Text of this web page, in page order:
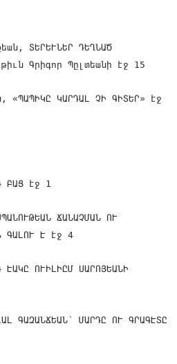
ՏԵՐԵՒՆԵՐ ԴԵՂՆԱԾ
Գրիգոր Պըլտեանի էջ 15
«ՊԱՊԻԿԸ ԿԱՐԴԱԼ ՉԻ ԳԻՏԵՐ» էջ
ԲԱՑ էջ 1
ՃԱՆԱՉՄԱՆ ՈՒ
ԳԱԼՈՒ Է էջ 4
ՈՒԻԼԻԸՄ ՍԱՐՈՅԵԱՆԻ
ԳԱԶԱՆՃԵԱՆ՝ ՄԱՐԴԸ ՈՒ ԳՐԱԳԷՏԸ